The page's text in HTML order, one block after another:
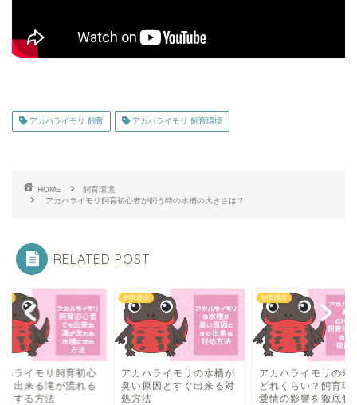
アカハライモリ 飼育 アカハライモリ 飼育環境
HOME
飼育環境
アカハライモリ飼育初心者が飼う時の水槽の大きさは？
RELATED POST
ハライモリ飼育初心
も出来る滝が流れる
にする方法
飼育環境
アカハライモリの水槽が
臭い原因とすぐ出来る対
処方法
飼育環境
アカハライモリの寿
どれくらい？飼育環
愛情の影響を徹底解